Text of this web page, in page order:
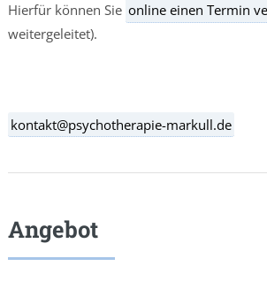
Hierfür können Sie online einen Termin
weitergeleitet).
kontakt@psychotherapie-markull.de
Angebot